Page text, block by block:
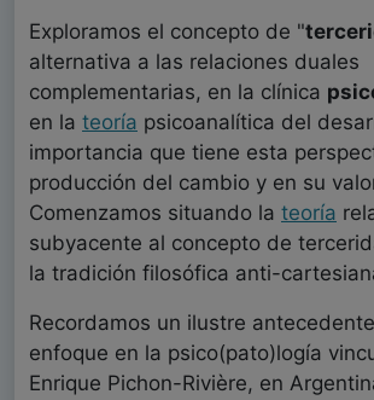
Exploramos el concepto de "
alternativa a las relaciones duales
complementarias, en la clínica
en la teoría psicoanalítica del
importancia que tiene esta
producción del cambio y en su
Comenzamos situando la teoría
subyacente al concepto de
la tradición filosófica anti-
Recordamos un ilustre
enfoque en la psico(pato)logía
Enrique Pichon-Rivière, en